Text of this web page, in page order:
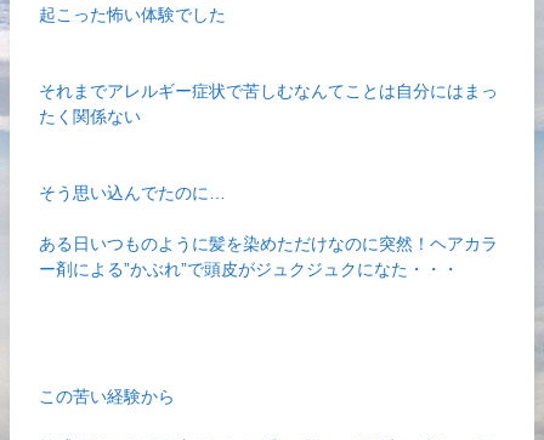
起こった怖い体験でした
それまでアレルギー症状で苦しむなんてことは自分にはまっ
たく関係ない
そう思い込んでたのに…
ある日いつものように髪を染めただけなのに突然！ヘアカラ
ー剤による”かぶれ”で頭皮がジュクジュクになた・・・
この苦い経験から